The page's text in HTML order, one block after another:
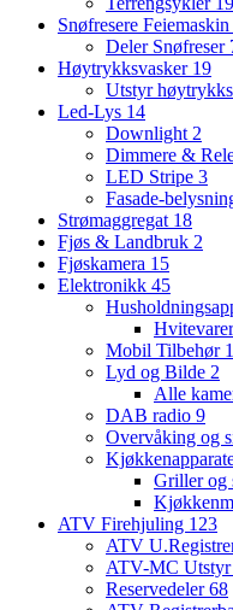
Snøfresere Feiemaskin
Deler Snøfreser
Høytrykksvasker 19
Utstyr
Led-Lys 14
Downlight 2
Dimmere &
LED Stripe 3
Fasade-
Strømaggregat 18
Fjøs & Landbruk 2
Fjøskamera 15
Elektronikk 45
Mobil Tilbehør 1
Lyd og Bilde 2
Alle
DAB radio 9
Overvåking og
Griller og
ATV Firehjuling 123
ATV
ATV-MC Utstyr
Reservedeler68